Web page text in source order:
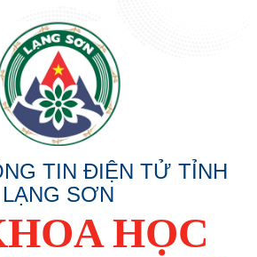
TIN ĐIỆN TỬ TỈNH
LẠNG SƠN
HỌC